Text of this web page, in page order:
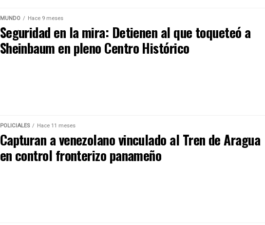
MUNDO Hace 9 meses
Seguridad en la mira: Detienen al que toqueteó a
Sheinbaum en pleno Centro Histórico
POLICIALES Hace 11 meses
Capturan a venezolano vinculado al Tren de Aragua
en control fronterizo panameño